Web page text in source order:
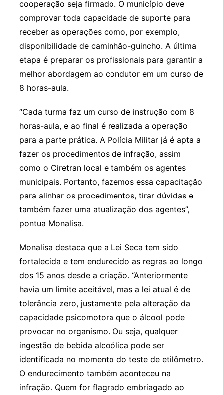
cooperação seja firmado. O município deve
comprovar toda capacidade de suporte para
receber as operações como, por exemplo,
disponibilidade de caminhão-guincho. A última
etapa é preparar os profissionais para garantir a
melhor abordagem ao condutor em um curso de
8 horas-aula.
“Cada turma faz um curso de instrução com 8
horas-aula, e ao final é realizada a operação
para a parte prática. A Polícia Militar já é apta a
fazer os procedimentos de infração, assim
como o Ciretran local e também os agentes
municipais. Portanto, fazemos essa capacitação
para alinhar os procedimentos, tirar dúvidas e
também fazer uma atualização dos agentes”,
pontua Monalisa.
Monalisa destaca que a Lei Seca tem sido
fortalecida e tem endurecido as regras ao longo
dos 15 anos desde a criação. “Anteriormente
havia um limite aceitável, mas a lei atual é de
tolerância zero, justamente pela alteração da
capacidade psicomotora que o álcool pode
provocar no organismo. Ou seja, qualquer
ingestão de bebida alcoólica pode ser
identificada no momento do teste de etilômetro.
O endurecimento também aconteceu na
infração. Quem for flagrado embriagado ao